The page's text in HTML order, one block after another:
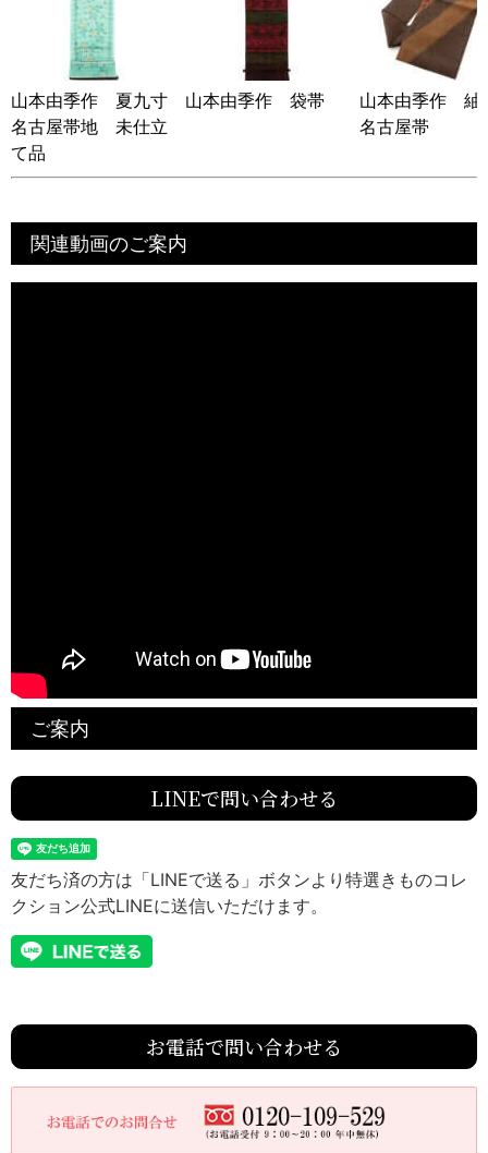
山本由季作 夏九寸
名古屋帯地 未仕立
て品
山本由季作 袋帯
山本由季作 紬
名古屋帯
関連動画のご案内
ご案内
LINEで問い合わせる
友だち済の方は「LINEで送る」ボタンより特選きものコレ
クション公式LINEに送信いただけます。
お電話で問い合わせる